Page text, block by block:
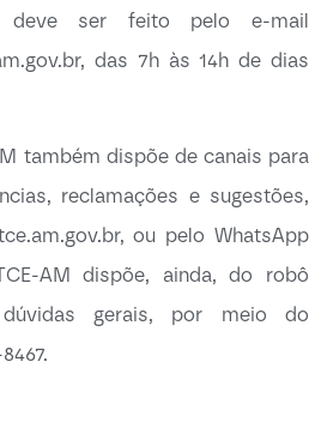
deve ser feito pelo e-mail
das 7h às 14h de dias
também dispõe de canais para
reclamações e sugestões,
ou pelo WhatsApp
AM dispõe, ainda, do robô
gerais, por meio do